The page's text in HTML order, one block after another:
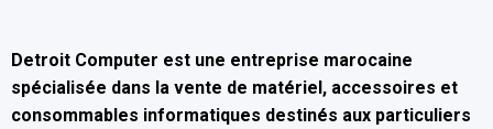
Detroit Computer est une entreprise marocaine
spécialisée dans la vente de matériel, accessoires et
consommables informatiques destinés aux particuliers